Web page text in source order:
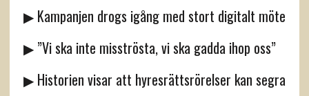
▶ Kampanjen drogs igång med stort digitalt möte
▶ ”Vi ska inte misströsta, vi ska gadda ihop oss”
▶ Historien visar att hyresrättsrörelser kan segra